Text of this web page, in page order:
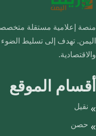
منصة إعلامية مستقلة
اليمن. تهدف إلى تسليط الضوء
والاقتصادية.
أقسام الموقع
نقيل
حصن